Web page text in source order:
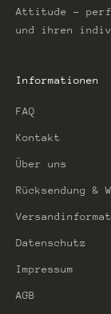
Attitude –
und ihren
Informationen
FAQ
Kontakt
Über uns
Rücksendung &
Datenschutz
Impressum
AGB